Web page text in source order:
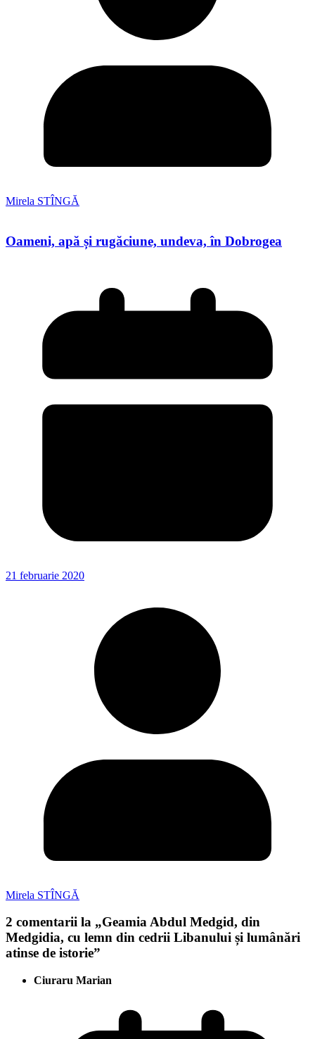
Mirela STÎNGĂ
Oameni, apă și rugăciune, undeva, în Dobrogea
21 februarie 2020
Mirela STÎNGĂ
2 comentarii la „Geamia Abdul Medgid, din
Medgidia, cu lemn din cedrii Libanului și lumânări
atinse de istorie”
Ciuraru Marian